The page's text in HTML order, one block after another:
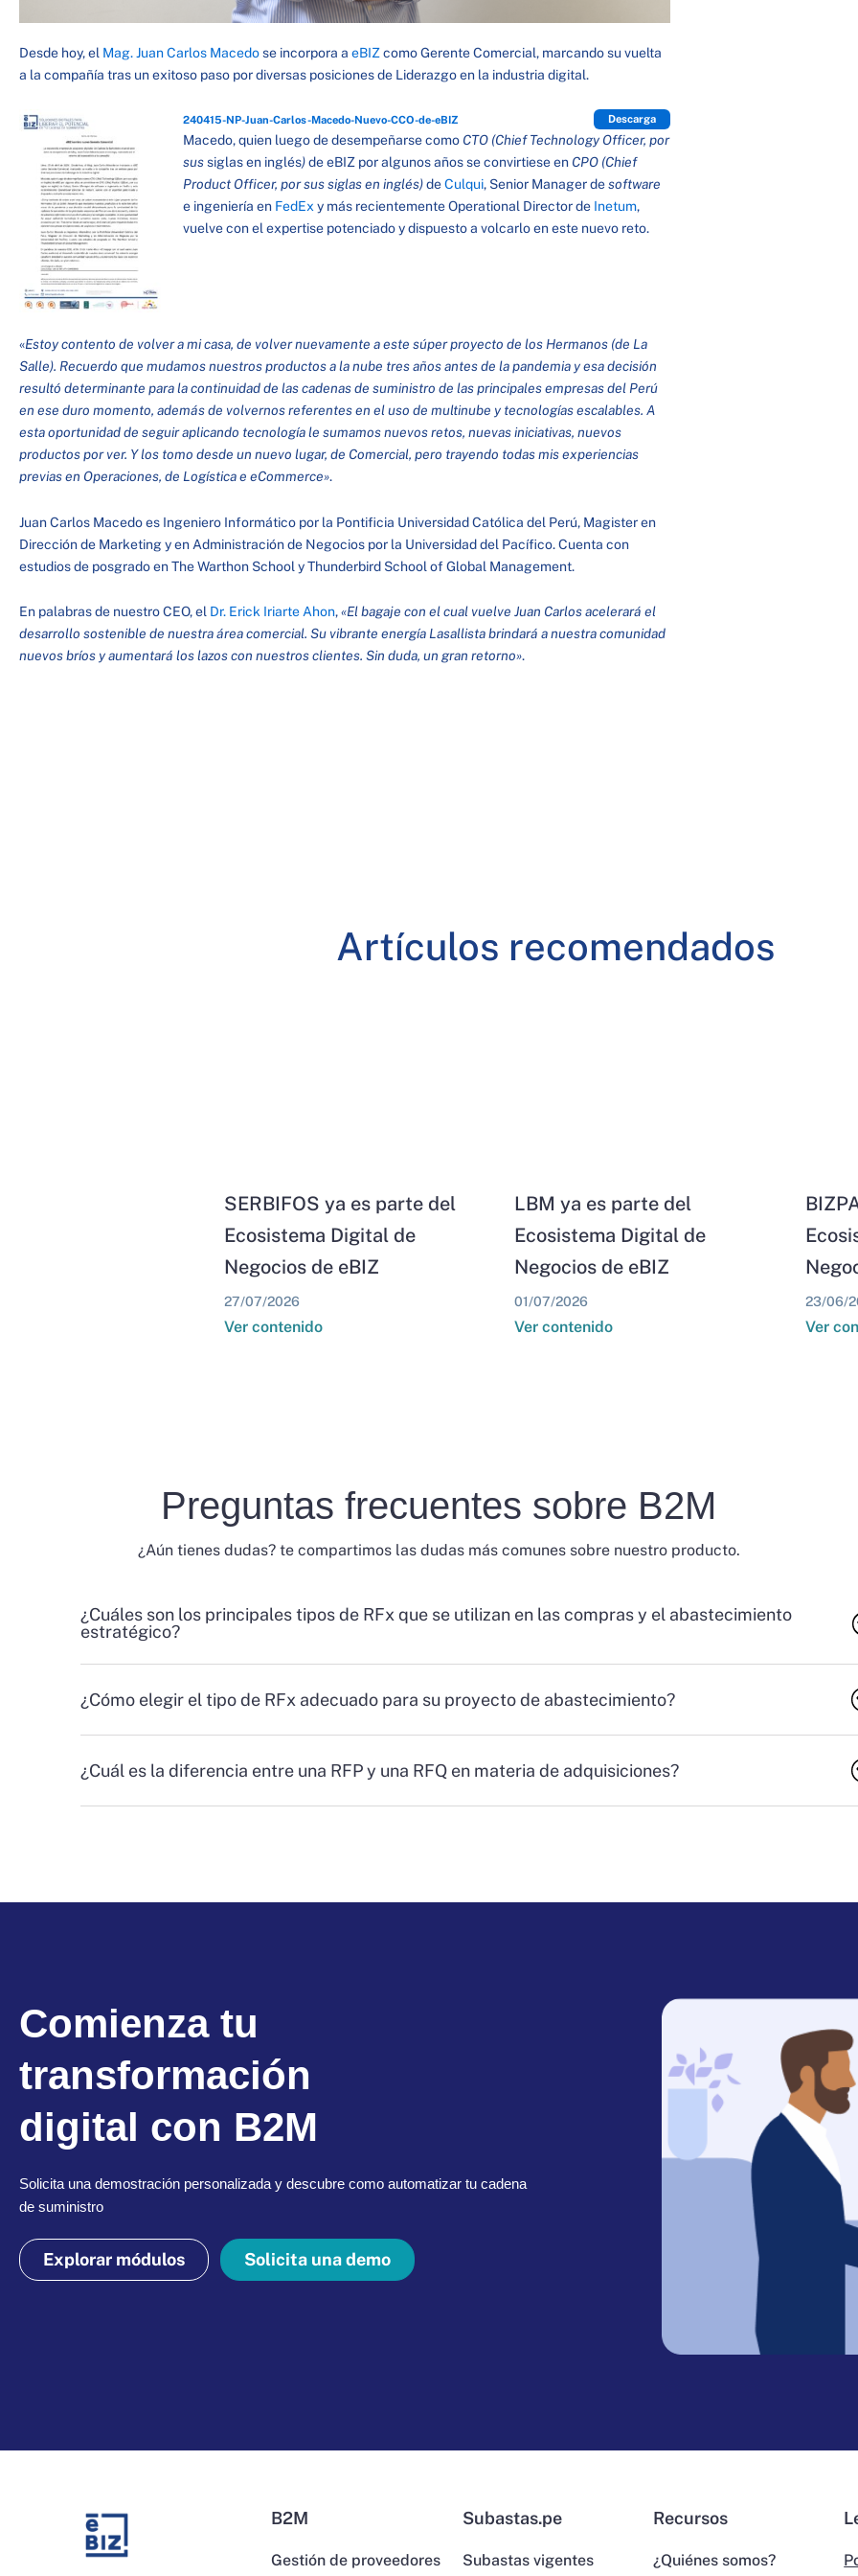
Desde hoy, el Mag. Juan Carlos Macedose incorpora a eBIZcomo Gerente Comercial, marcando su vuelta
a la compañía tras un exitoso paso por diversas posiciones de Liderazgo en la industria digital.
240415-NP-Juan-Carlos-Macedo-Nuevo-CCO-de-eBIZ Descarga
Macedo, quien luego de desempeñarse como CTO (Chief Technology Officer, por
sussiglas en inglés)de eBIZ por algunos años se convirtiese en CPO (Chief
Product Officer, por sus siglas en inglés)deCulqui, Senior Manager desoftware
e ingeniería en FedEx y más recientemente Operational Director de Inetum,
vuelve con el expertise potenciado y dispuesto a volcarlo en este nuevo reto.
«Estoy contento de volver a mi casa, de volver nuevamente a este súper proyecto de los Hermanos (de La
Salle). Recuerdo que mudamos nuestros productos a la nube tres años antes de la pandemia y esa decisión
resultó determinante para la continuidad de las cadenas de suministro de las principales empresas del Perú
en ese duro momento, además de volvernos referentes en el uso de multinube y tecnologías escalables. A
esta oportunidad de seguir aplicando tecnología le sumamos nuevos retos, nuevas iniciativas, nuevos
productos por ver. Y los tomo desde un nuevo lugar, de Comercial, pero trayendo todas mis experiencias
previas en Operaciones, de Logística e eCommerce».
Juan Carlos Macedo es Ingeniero Informático por la Pontificia Universidad Católica del Perú, Magister en
Dirección de Marketing y en Administración de Negocios por la Universidad del Pacífico. Cuenta con
estudios de posgrado en The Warthon School y Thunderbird School of Global Management.
En palabras de nuestro CEO, el Dr. Erick Iriarte Ahon,«El bagaje con el cual vuelve Juan Carlos acelerará el
desarrollo sostenible de nuestra área comercial. Su vibrante energía Lasallista brindará a nuestra comunidad
nuevos bríos y aumentará los lazos con nuestros clientes. Sin duda, un gran retorno».
Artículos recomendados
SERBIFOS ya es parte del
Ecosistema Digital de
Negocios de eBIZ
27/07/2026
Ver contenido
LBM ya es parte del
Ecosistema Digital de
Negocios de eBIZ
01/07/2026
Ver contenido
23/06/
Ver
Preguntas frecuentes sobre B2M
¿Aún tienes dudas? te compartimos las dudas más comunes sobre nuestro producto.
¿Cuáles son los principales tipos de RFx que se utilizan en las compras y el abastecimiento
estratégico?
¿Cómo elegir el tipo de RFx adecuado para su proyecto de abastecimiento?
¿Cuál es la diferencia entre una RFP y una RFQ en materia de adquisiciones?
Comienza tu
transformación
digital con B2M
Solicita una demostración personalizada y descubre como automatizar tu cadena
de suministro
Explorar módulos Solicita una demo
B2M
Gestión de proveedores
Subastas.pe
Subastas vigentes
Recursos
¿Quiénes somos?